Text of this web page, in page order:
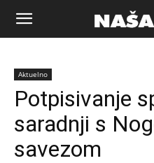
Naša
riječ
Aktuelno
Potpisivanje
saradnji s
savezom